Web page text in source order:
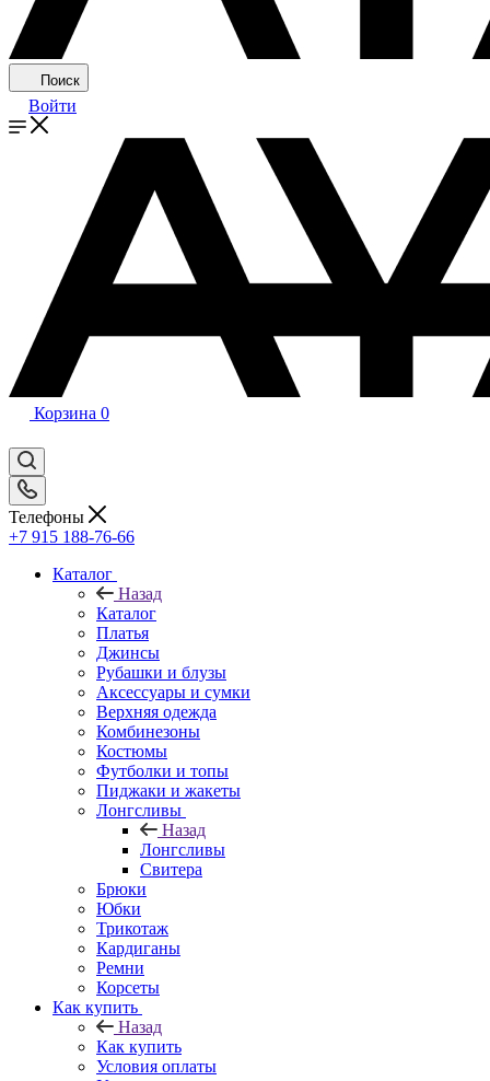
Поиск
Войти
Корзина 0
Телефоны
+7 915 188-76-66
Каталог
Назад
Каталог
Платья
Джинсы
Рубашки и блузы
Аксессуары и сумки
Верхняя одежда
Комбинезоны
Костюмы
Футболки и топы
Пиджаки и жакеты
Лонгсливы
Назад
Лонгсливы
Свитера
Брюки
Юбки
Трикотаж
Кардиганы
Ремни
Корсеты
Как купить
Назад
Как купить
Условия оплаты